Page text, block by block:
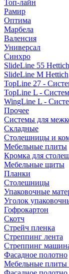
Топ-лайн
Рамир
Оптима
Марбела
Валенсия
Универсал
Синхро
SlideLine 55 Hettich
SlideLine M Hettich
TopLine 27 -
TopLine L -
WingLine L -
Прочее
Системы для
Складные
Столешницы и
Мебельные плиты
Кромка для
Мебельные щиты
Планки
Столешницы
Упаковочные
Уголок
Гофрокартон
Скотч
Стрейч пленка
Стреппинг лента
Стреппинг
Фасадное полотно
Мебельные плиты